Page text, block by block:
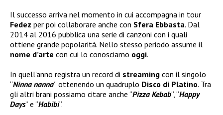
Il successo arriva nel momento in cui accompagna in tour
Fedez per poi collaborare anche con Sfera Ebbasta. Dal
2014 al 2016 pubblica una serie di canzoni con i quali
ottiene grande popolarità. Nello stesso periodo assume il
nome d’arte con cui lo conosciamo oggi.
In quell’anno registra un record di streaming con il singolo
“Ninna nanna” ottenendo un quadruplo Disco di Platino. Tra
gli altri brani possiamo citare anche “Pizza Kebab“, “Happy
Days” e “Habibi“.